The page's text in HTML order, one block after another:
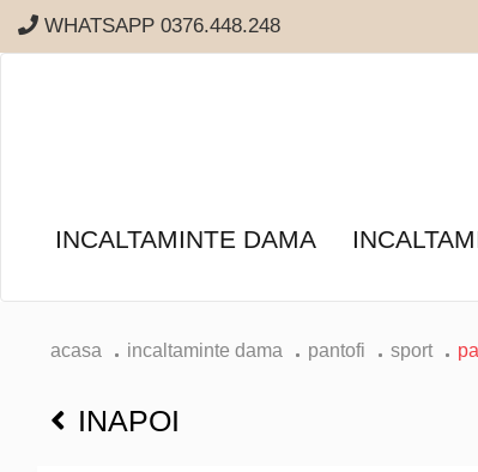
WHATSAPP 0376.448.248
INCALTAMINTE DAMA
acasa incaltaminte dama pantofi sport
INAPOI